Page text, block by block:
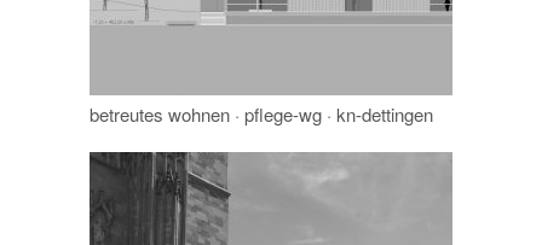
betreutes wohnen · pflege-wg · kn-dettingen